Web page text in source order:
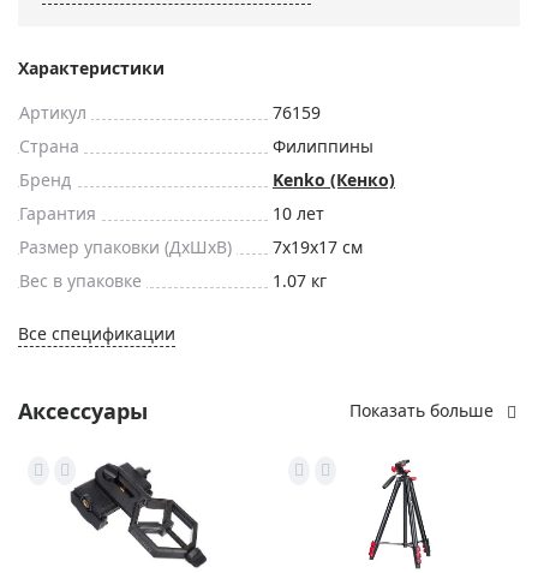
Характеристики
Артикул
76159
Страна
Филиппины
Бренд
Kenko (Кенко)
Гарантия
10 лет
Размер упаковки (ДxШxВ)
7x19x17 см
Вес в упаковке
1.07 кг
Все спецификации
Аксессуары Показать больше